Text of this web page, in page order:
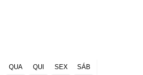
QUA QUI SEX SÁB